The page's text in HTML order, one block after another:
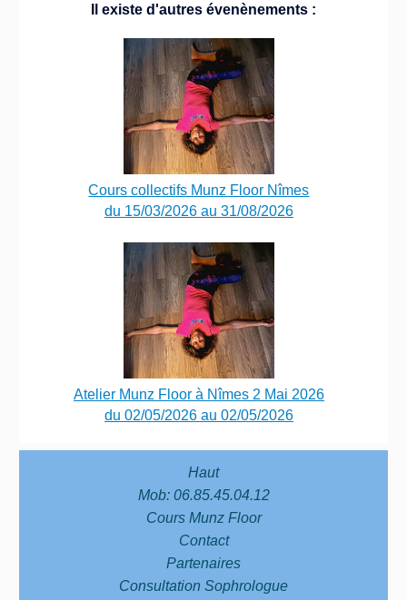
Il existe d'autres évenènements :
Cours collectifs Munz Floor Nîmes
du 15/03/2026 au 31/08/2026
Atelier Munz Floor à Nîmes 2 Mai 2026
du 02/05/2026 au 02/05/2026
Haut
Mob: 06.85.45.04.12
Cours Munz Floor
Contact
Partenaires
Consultation Sophrologue